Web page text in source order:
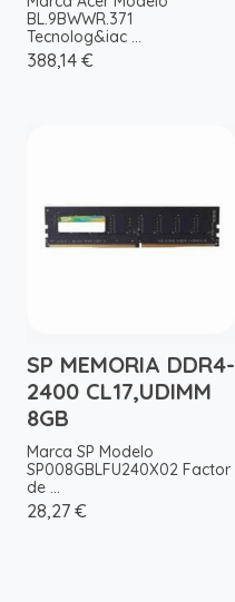
BL.9BWWR.371
Tecnolog&iac ...
388,14 €
SP MEMORIA DDR4-
2400 CL17,UDIMM
8GB
Marca SP Modelo
SP008GBLFU240X02 Factor
de ...
28,27 €